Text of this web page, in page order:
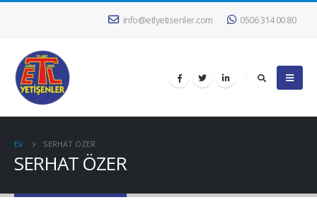
info@etlyetisenler.com 0506 314 00 80
EV SERHAT ÖZER
SERHAT ÖZER